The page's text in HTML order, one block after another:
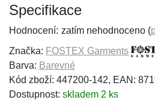
Specifikace
Hodnocení: zatím nehodnoceno (
Značka: FOSTEX Garments
Barva: Barevné
Kód zboží: 447200-142, EAN:
Dostupnost: skladem 2 ks